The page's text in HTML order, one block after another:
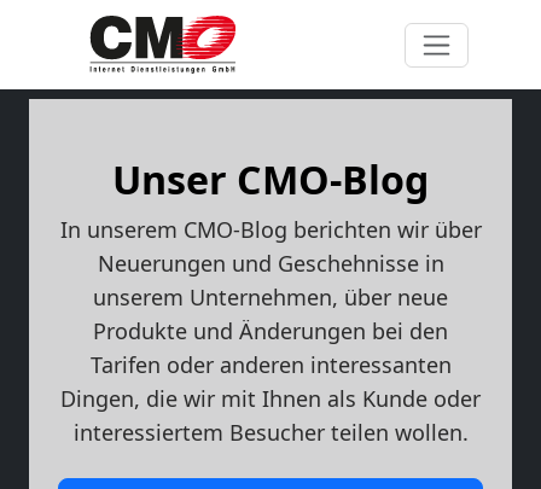
Unser CMO-Blog
In unserem CMO-Blog berichten wir über
Neuerungen und Geschehnisse in
unserem Unternehmen, über neue
Produkte und Änderungen bei den
Tarifen oder anderen interessanten
Dingen, die wir mit Ihnen als Kunde oder
interessiertem Besucher teilen wollen.